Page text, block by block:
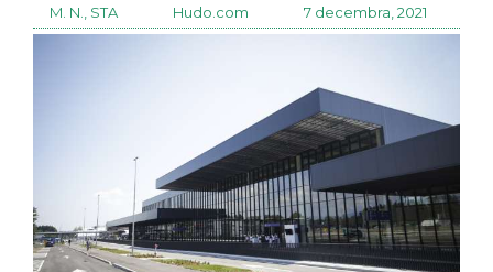
M. N., STA Hudo.com 7 decembra, 2021